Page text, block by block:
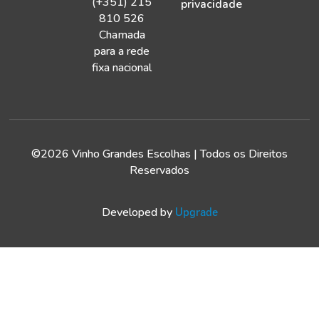
810 526
Chamada
para a rede
fixa nacional
privacidade
©2026 Vinho Grandes Escolhas | Todos os Direitos
Reservados
Developed by Upgrade